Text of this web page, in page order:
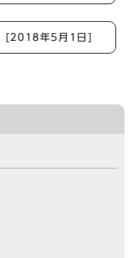
[2018年5月1日]